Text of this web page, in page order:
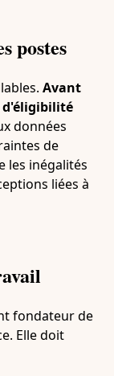
postes
Avant
données
de
les inégalités
liées à
fondateur de
Elle doit